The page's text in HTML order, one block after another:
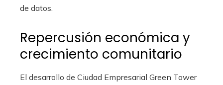
de datos.
Repercusión económica y
crecimiento comunitario
El desarrollo de Ciudad Empresarial Green Tower